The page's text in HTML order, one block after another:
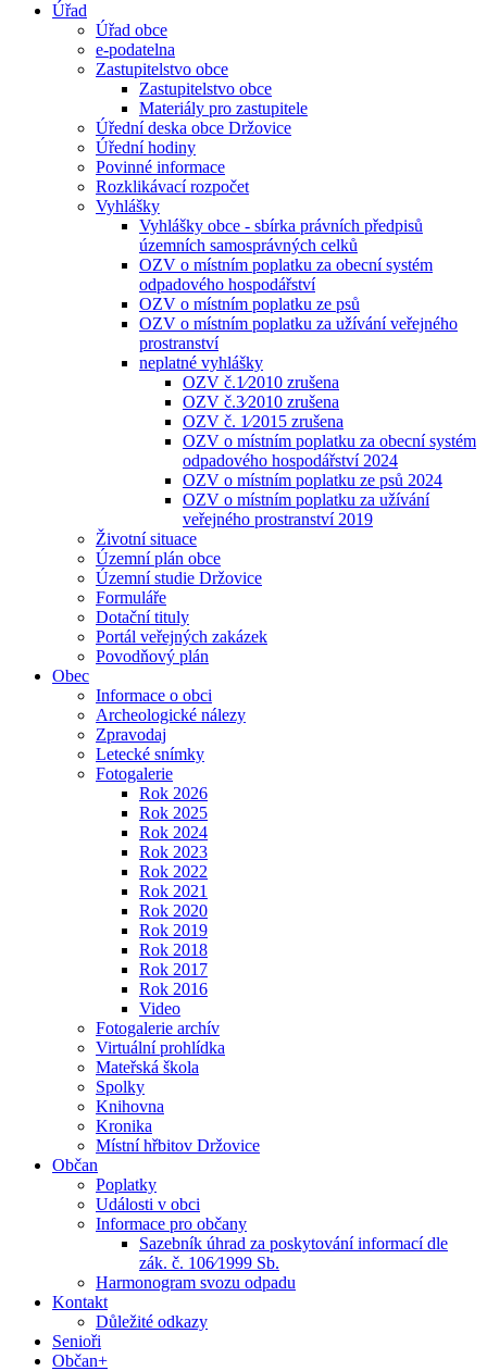
Úřad
Úřad obce
e-podatelna
Zastupitelstvo obce
Zastupitelstvo obce
Materiály pro zastupitele
Úřední deska obce Držovice
Úřední hodiny
Povinné informace
Rozklikávací rozpočet
Vyhlášky
Vyhlášky obce - sbírka právních předpisů
územních samosprávných celků
OZV o místním poplatku za obecní systém
odpadového hospodářství
OZV o místním poplatku ze psů
OZV o místním poplatku za užívání veřejného
prostranství
neplatné vyhlášky
OZV č.1⁄2010 zrušena
OZV č.3⁄2010 zrušena
OZV č. 1⁄2015 zrušena
OZV o místním poplatku za obecní systém
odpadového hospodářství 2024
OZV o místním poplatku ze psů 2024
OZV o místním poplatku za užívání
veřejného prostranství 2019
Životní situace
Územní plán obce
Územní studie Držovice
Formuláře
Dotační tituly
Portál veřejných zakázek
Povodňový plán
Obec
Informace o obci
Archeologické nálezy
Zpravodaj
Letecké snímky
Fotogalerie
Rok 2026
Rok 2025
Rok 2024
Rok 2023
Rok 2022
Rok 2021
Rok 2020
Rok 2019
Rok 2018
Rok 2017
Rok 2016
Video
Fotogalerie archív
Virtuální prohlídka
Mateřská škola
Spolky
Knihovna
Kronika
Místní hřbitov Držovice
Občan
Poplatky
Události v obci
Informace pro občany
Sazebník úhrad za poskytování informací dle
zák. č. 106⁄1999 Sb.
Harmonogram svozu odpadu
Kontakt
Důležité odkazy
Senioři
Občan+